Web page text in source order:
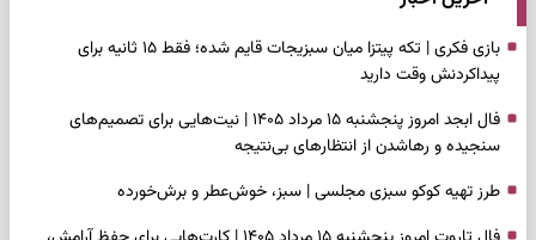
بازی فکری | تکه پیتزا میان سبزیجات قایم شده؛ فقط ۱۵ ثانیه برای
پیداکردنش وقت دارید
فال ابجد امروز پنجشنبه ۱۵ مرداد ۱۴۰۵ | نیت‌هایی برای تصمیم‌های
سنجیده و رهاشدن از انتظارهای بی‌نتیجه
طرز تهیه کوکو سبزی مجلسی | سبز، خوش‌عطر و برش‌خورده